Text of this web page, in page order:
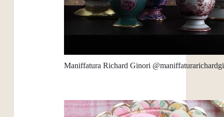
Maniffatura Richard Ginori